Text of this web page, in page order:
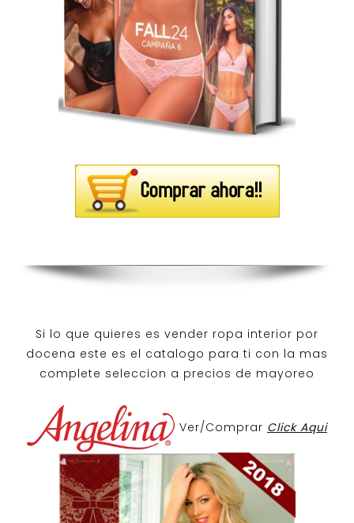
Si lo que quieres es vender ropa interior por
docena este es el catalogo para ti con la mas
complete seleccion a precios de mayoreo
Ver/Comprar Click Aqui